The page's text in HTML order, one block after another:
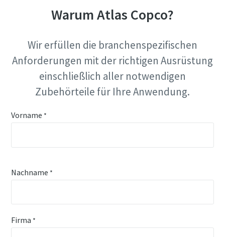
Warum Atlas Copco?
Wir erfüllen die branchenspezifischen
Anforderungen mit der richtigen Ausrüstung
einschließlich aller notwendigen
Zubehörteile für Ihre Anwendung.
Vorname *
Nachname *
Firma *